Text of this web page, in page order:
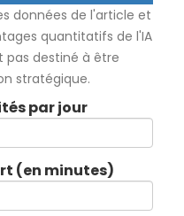
données de l'article et
quantitatifs de l'IA
pas destiné à être
stratégique.
par jour
(en minutes)